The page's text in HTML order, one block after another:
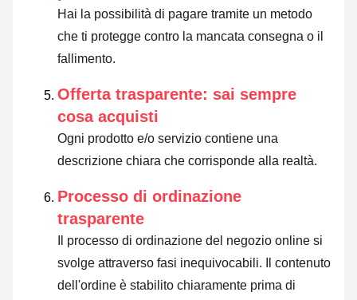
Hai la possibilità di pagare tramite un metodo
che ti protegge contro la mancata consegna o il
fallimento.
Offerta trasparente: sai sempre
cosa acquisti
Ogni prodotto e/o servizio contiene una
descrizione chiara che corrisponde alla realtà.
Processo di ordinazione
trasparente
Il processo di ordinazione del negozio online si
svolge attraverso fasi inequivocabili. Il contenuto
dell'ordine è stabilito chiaramente prima di